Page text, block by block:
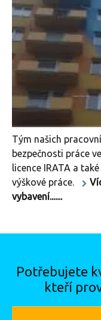
Tým našich
bezpečnosti práce
licence IRATA a
výškové práce.
vybavení.......
Potřebujete
kteří